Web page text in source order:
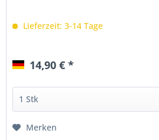
Lieferzeit: 3-14 Tage
14,90 € *
Merken